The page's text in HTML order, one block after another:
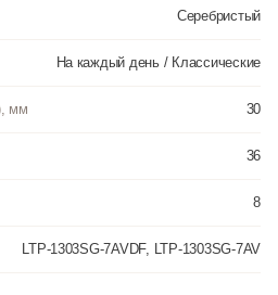
Серебристый
На каждый день / Классические
мм 30
36
8
LTP-1303SG-7AVDF, LTP-1303SG-7AV